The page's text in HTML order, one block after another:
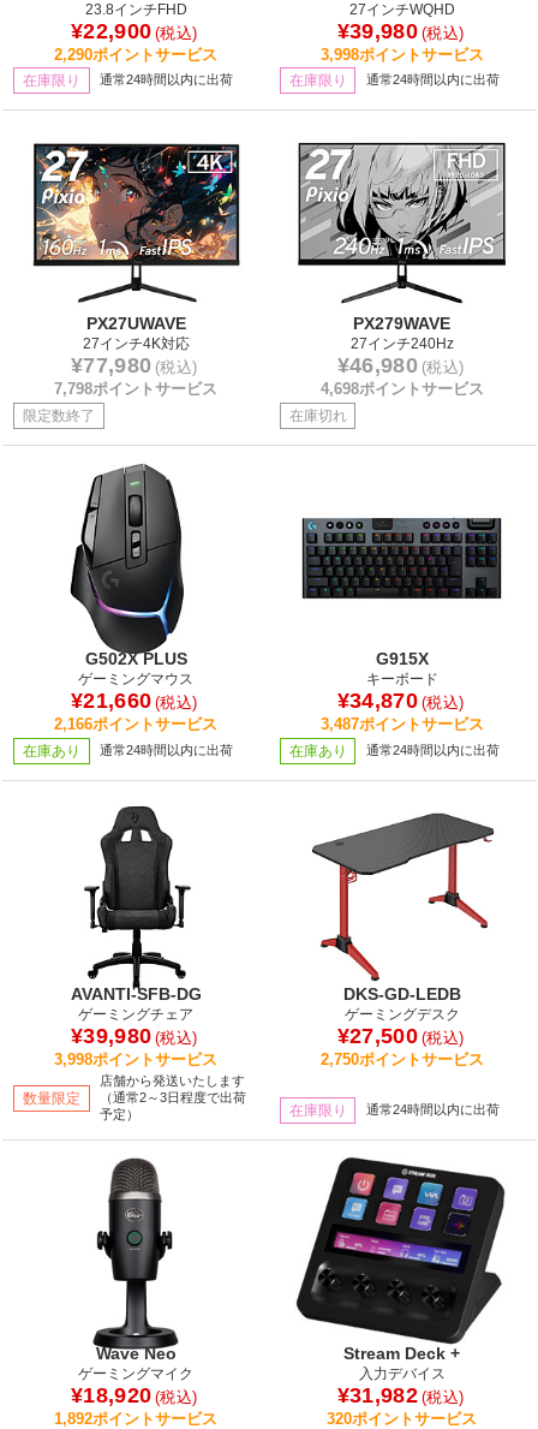
23.8インチFHD
¥22,900 (税込)
2,290ポイントサービス
在庫限り 通常24時間以内に出荷
27インチWQHD
¥39,980 (税込)
3,998ポイントサービス
在庫限り 通常24時間以内に出荷
PX27UWAVE
27インチ4K対応
¥77,980 (税込)
7,798ポイントサービス
限定数終了
PX279WAVE
27インチ240Hz
¥46,980 (税込)
4,698ポイントサービス
在庫切れ
G502X PLUS
ゲーミングマウス
¥21,660 (税込)
2,166ポイントサービス
在庫あり 通常24時間以内に出荷
G915X
キーボード
¥34,870 (税込)
3,487ポイントサービス
在庫あり 通常24時間以内に出荷
AVANTI-SFB-DG
ゲーミングチェア
¥39,980 (税込)
3,998ポイントサービス
数量限定
店舗から発送いたします
（通常2～3日程度で出荷
予定）
DKS-GD-LEDB
ゲーミングデスク
¥27,500 (税込)
2,750ポイントサービス
在庫限り 通常24時間以内に出荷
Wave Neo
ゲーミングマイク
¥18,920 (税込)
1,892ポイントサービス
Stream Deck +
入力デバイス
¥31,982 (税込)
320ポイントサービス